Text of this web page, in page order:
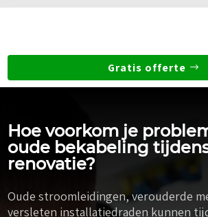
Gratis offerte
Hoe voorkom je
oude bekabeling
renovatie?
Oude stroomleidingen, verouderde
versleten installatiedraden kunnen